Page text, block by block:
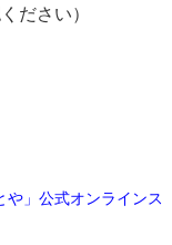
ださい）
」公式オンラインス